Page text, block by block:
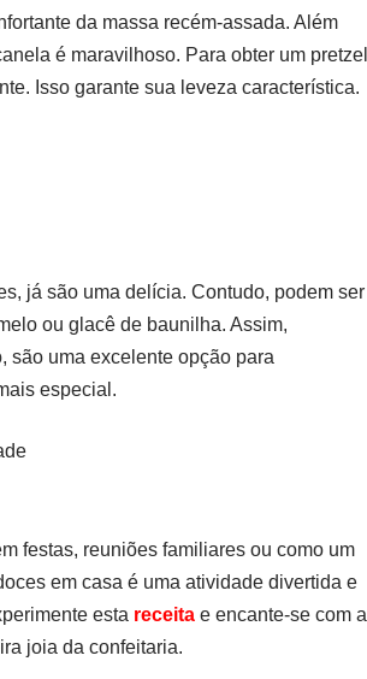
da massa recém-assada. Além
é maravilhoso. Para obter um pretzel
Isso garante sua leveza característica.
já são uma delícia. Contudo, podem ser
ou glacê de baunilha. Assim,
são uma excelente opção para
especial.
festas, reuniões familiares ou como um
em casa é uma atividade divertida e
esta receita e encante-se com a
joia da confeitaria.